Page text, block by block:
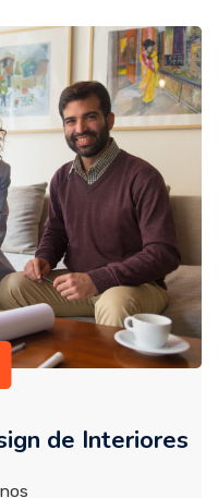
de Interiores